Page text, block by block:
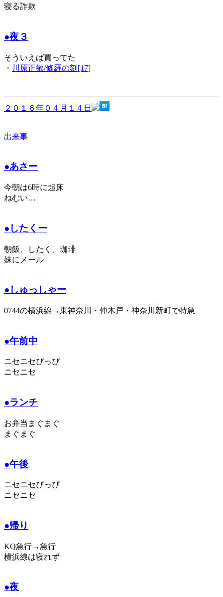
寝る詐欺
●夜３
そういえば買ってた
・ 川原正敏/修羅の刻[17]
２０１６年０４月１４日
出来事
●あさー
今朝は6時に起床
ねむい…
●したくー
朝飯、したく、珈琲
妹にメール
●しゅっしゃー
0744の横浜線→東神奈川・仲木戸・神奈川新町で特急
●午前中
ニセニセぴっぴ
ニセニセ
●ランチ
お弁当まぐまぐ
まぐまぐ
●午後
ニセニセぴっぴ
ニセニセ
●帰り
KQ急行→急行
横浜線は寝れず
●夜